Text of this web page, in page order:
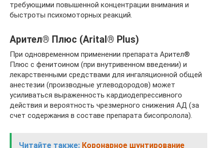
требующими повышенной концентрации внимания и
быстроты психомоторных реакций.
Арител® Плюс (Arital® Plus)
При одновременном применении препарата Арител®
Плюс с фенитоином (при внутривенном введении) и
лекарственными средствами для ингаляционной общей
анестезии (производные углеводородов) может
усиливаться выраженность кардиодепрессивного
действия и вероятность чрезмерного снижения АД (за
счет содержания в составе препарата бисопролола).
Читайте также: Коронарное шунтирование